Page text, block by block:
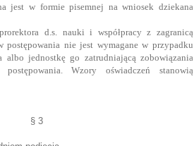
jest w formie pisemnej na wniosek dziekana
d.s. nauki i współpracy z zagranicą
postępowania nie jest wymagane w przypadku
albo jednostkę go zatrudniającą zobowiązania
Wzory oświadczeń stanowią
§ 3